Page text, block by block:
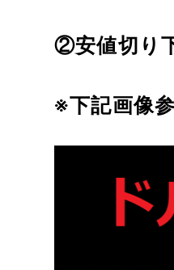
②安値切り
※下記画像